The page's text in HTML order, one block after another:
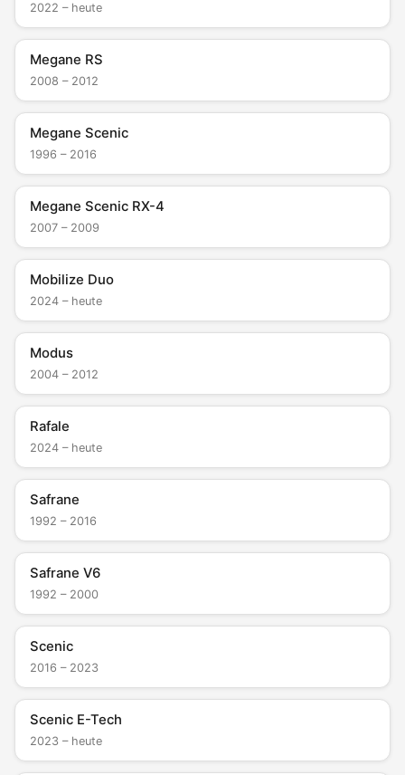
2022 – heute
Megane RS
2008 – 2012
Megane Scenic
1996 – 2016
Megane Scenic RX-4
2007 – 2009
Mobilize Duo
2024 – heute
Modus
2004 – 2012
Rafale
2024 – heute
Safrane
1992 – 2016
Safrane V6
1992 – 2000
Scenic
2016 – 2023
Scenic E-Tech
2023 – heute